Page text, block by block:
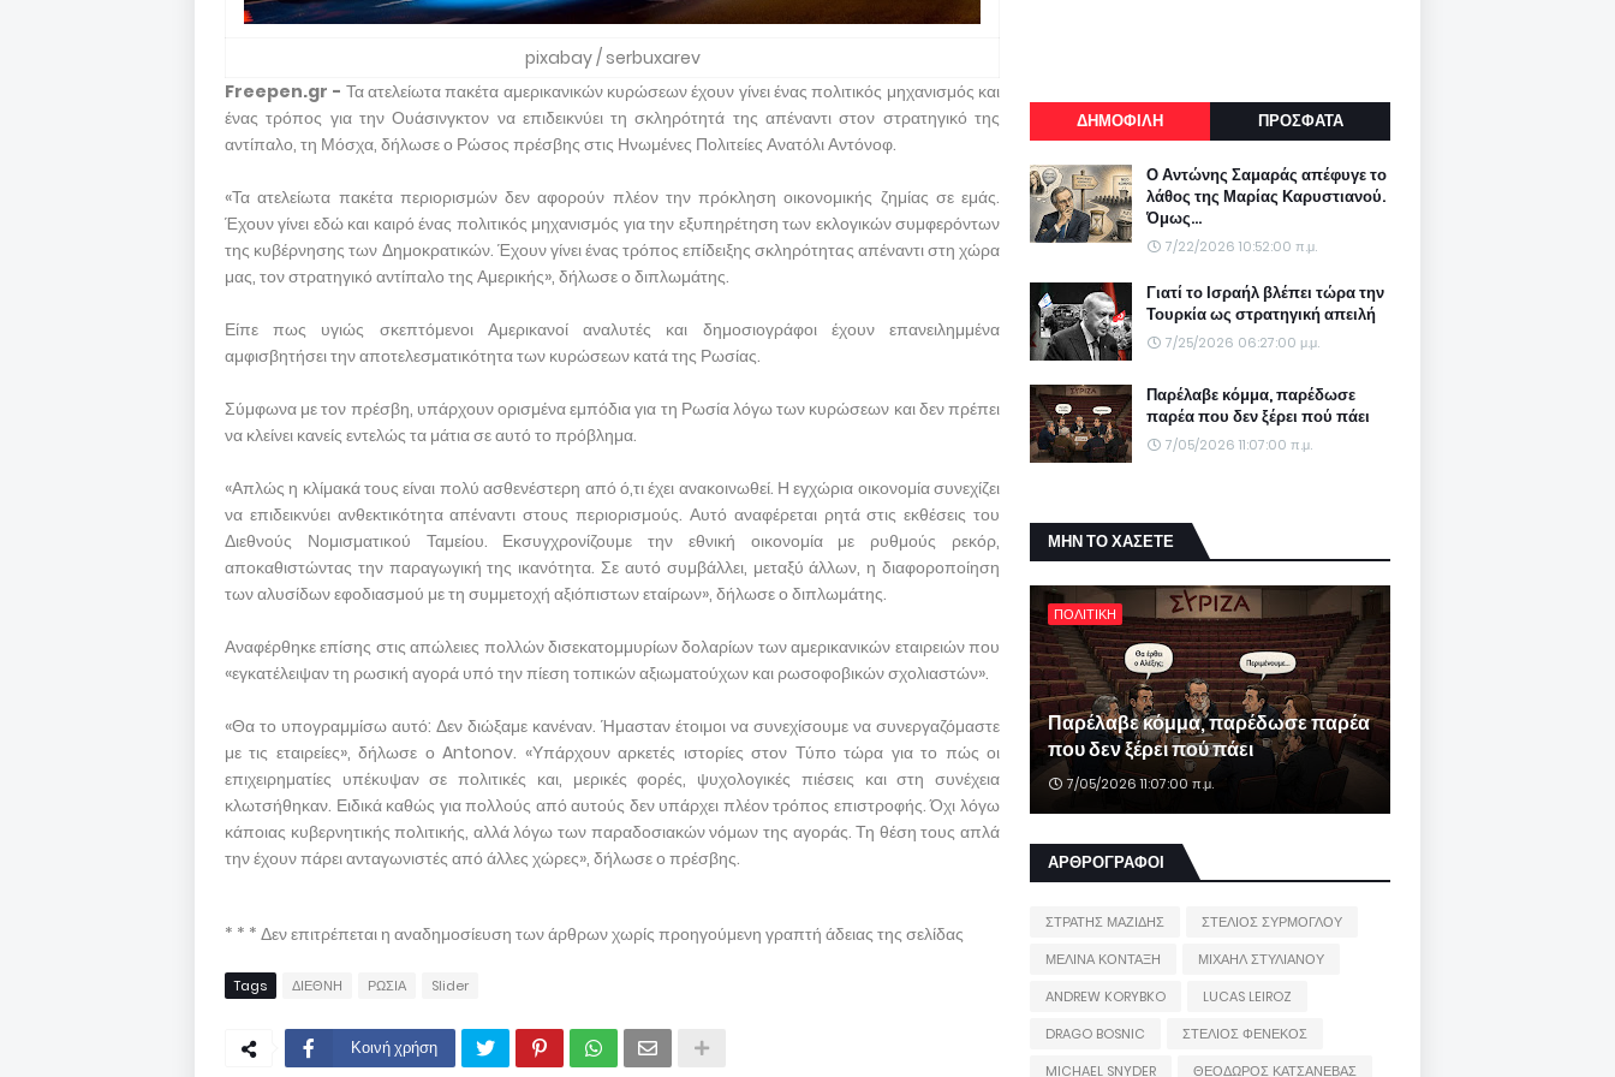
pixabay / serbuxarev
Freepen.gr - Τα ατελείωτα πακέτα αμερικανικών κυρώσεων έχουν γίνει ένας πολιτικός μηχανισμός και
ένας τρόπος για την Ουάσινγκτον να επιδεικνύει τη σκληρότητά της απέναντι στον στρατηγικό της
αντίπαλο, τη Μόσχα, δήλωσε ο Ρώσος πρέσβης στις Ηνωμένες Πολιτείες Ανατόλι Αντόνοφ.
«Τα ατελείωτα πακέτα περιορισμών δεν αφορούν πλέον την πρόκληση οικονομικής ζημίας σε εμάς.
Έχουν γίνει εδώ και καιρό ένας πολιτικός μηχανισμός για την εξυπηρέτηση των εκλογικών συμφερόντων
της κυβέρνησης των Δημοκρατικών. Έχουν γίνει ένας τρόπος επίδειξης σκληρότητας απέναντι στη χώρα
μας, τον στρατηγικό αντίπαλο της Αμερικής», δήλωσε ο διπλωμάτης.
Είπε πως υγιώς σκεπτόμενοι Αμερικανοί αναλυτές και δημοσιογράφοι έχουν επανειλημμένα
αμφισβητήσει την αποτελεσματικότητα των κυρώσεων κατά της Ρωσίας.
Σύμφωνα με τον πρέσβη, υπάρχουν ορισμένα εμπόδια για τη Ρωσία λόγω των κυρώσεων και δεν πρέπει
να κλείνει κανείς εντελώς τα μάτια σε αυτό το πρόβλημα.
«Απλώς η κλίμακά τους είναι πολύ ασθενέστερη από ό,τι έχει ανακοινωθεί. Η εγχώρια οικονομία συνεχίζει
να επιδεικνύει ανθεκτικότητα απέναντι στους περιορισμούς. Αυτό αναφέρεται ρητά στις εκθέσεις του
Διεθνούς Νομισματικού Ταμείου. Εκσυγχρονίζουμε την εθνική οικονομία με ρυθμούς ρεκόρ,
αποκαθιστώντας την παραγωγική της ικανότητα. Σε αυτό συμβάλλει, μεταξύ άλλων, η διαφοροποίηση
των αλυσίδων εφοδιασμού με τη συμμετοχή αξιόπιστων εταίρων», δήλωσε ο διπλωμάτης.
Αναφέρθηκε επίσης στις απώλειες πολλών δισεκατομμυρίων δολαρίων των αμερικανικών εταιρειών που
«εγκατέλειψαν τη ρωσική αγορά υπό την πίεση τοπικών αξιωματούχων και ρωσοφοβικών σχολιαστών».
«Θα το υπογραμμίσω αυτό: Δεν διώξαμε κανέναν. Ήμασταν έτοιμοι να συνεχίσουμε να συνεργαζόμαστε
με τις εταιρείες», δήλωσε ο Antonov. «Υπάρχουν αρκετές ιστορίες στον Τύπο τώρα για το πώς οι
επιχειρηματίες υπέκυψαν σε πολιτικές και, μερικές φορές, ψυχολογικές πιέσεις και στη συνέχεια
κλωτσήθηκαν. Ειδικά καθώς για πολλούς από αυτούς δεν υπάρχει πλέον τρόπος επιστροφής. Όχι λόγω
κάποιας κυβερνητικής πολιτικής, αλλά λόγω των παραδοσιακών νόμων της αγοράς. Τη θέση τους απλά
την έχουν πάρει ανταγωνιστές από άλλες χώρες», δήλωσε ο πρέσβης.
* * * Δεν επιτρέπεται η αναδημοσίευση των άρθρων χωρίς προηγούμενη γραπτή άδειας της σελίδας
Tags ΔΙΕΘΝΗ ΡΩΣΙΑ Slider
Κοινή χρήση
ΔΗΜΟΦΙΛΗ ΠΡΟΣΦΑΤΑ
Ο Αντώνης Σαμαράς απέφυγε το
λάθος της Μαρίας Καρυστιανού.
Όμως...
7/22/2026 10:52:00 π.μ.
Γιατί το Ισραήλ βλέπει τώρα την
Τουρκία ως στρατηγική απειλή
7/25/2026 06:27:00 μ.μ.
Παρέλαβε κόμμα, παρέδωσε
παρέα που δεν ξέρει πού πάει
7/05/2026 11:07:00 π.μ.
ΜΗΝ ΤΟ ΧΑΣΕΤΕ
ΠΟΛΙΤΙΚΗ
Παρέλαβε κόμμα, παρέδωσε παρέα
που δεν ξέρει πού πάει
7/05/2026 11:07:00 π.μ.
ΑΡΘΡΟΓΡΑΦΟΙ
ΣΤΡΑΤΗΣ ΜΑΖΙΔΗΣ
ΣΤΕΛΙΟΣ ΣΥΡΜΟΓΛΟΥ
ΜΕΛΙΝΑ ΚΟΝΤΑΞΗ
ΜΙΧΑΗΛ ΣΤΥΛΙΑΝΟΥ
ANDREW KORYBKO
LUCAS LEIROZ
DRAGO BOSNIC
ΣΤΕΛΙΟΣ ΦΕΝΕΚΟΣ
MICHAEL SNYDER
ΘΕΟΔΩΡΟΣ ΚΑΤΣΑΝΕΒΑΣ